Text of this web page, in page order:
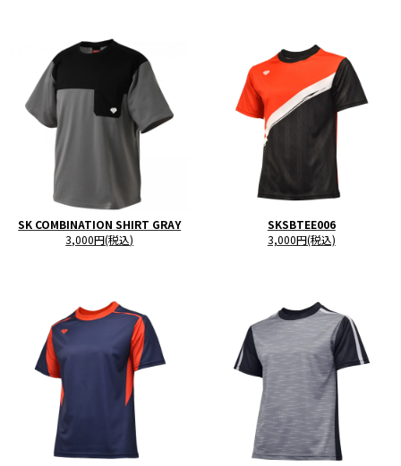
SK COMBINATION SHIRT GRAY
3,000円(税込)
SKSBTEE006
3,000円(税込)